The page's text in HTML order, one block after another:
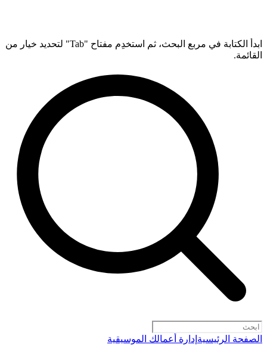
ابدأ الكتابة في مربع البحث، ثم استخدِم مفتاح "Tab" لتحديد خيار من
القائمة.
الصفحة الرئيسية إدارة أعمالك الموسيقية